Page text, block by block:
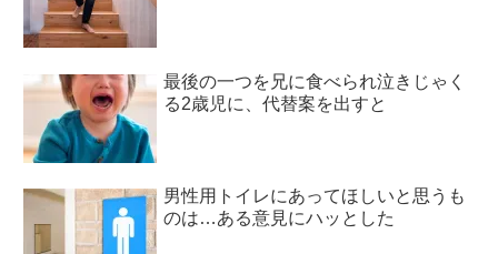
最後の一つを兄に食べられ泣きじゃく
る2歳児に、代替案を出すと
男性用トイレにあってほしいと思うも
のは…ある意見にハッとした